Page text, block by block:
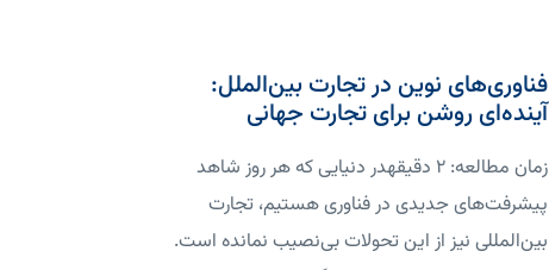
فناوری‌های نوین در تجارت بین‌الملل:
آینده‌ای روشن برای تجارت جهانی
زمان مطالعه: 2 دقیقهدر دنیایی که هر روز شاهد
پیشرفت‌های جدیدی در فناوری هستیم، تجارت
بین‌المللی نیز از این تحولات بی‌نصیب نمانده است.